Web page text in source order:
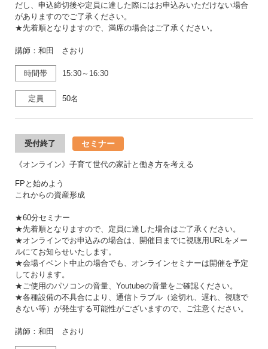
だし、申込締切後や定員に達した際にはお申込みいただけない場合
がありますのでご了承ください。
★先着順となりますので、満席の場合はご了承ください。
講師：和田 さおり
時間帯 15:30～16:30
定員 50名
受付終了 セミナー
《オンライン》子育て世代の家計と働き方を考える
FPと始めよう
これからの資産形成
★60分セミナー
★先着順となりますので、定員に達した場合はご了承ください。
★オンラインでお申込みの場合は、開催日までに視聴用URLをメー
ルにてお知らせいたします。
★会場イベント中止の場合でも、オンラインセミナーは開催を予定
しております。
★ご使用のパソコンの音量、Youtubeの音量をご確認ください。
★各種設備の不具合により、通信トラブル（途切れ、遅れ、視聴で
きない等）が発生する可能性がございますので、ご注意ください。
講師：和田 さおり